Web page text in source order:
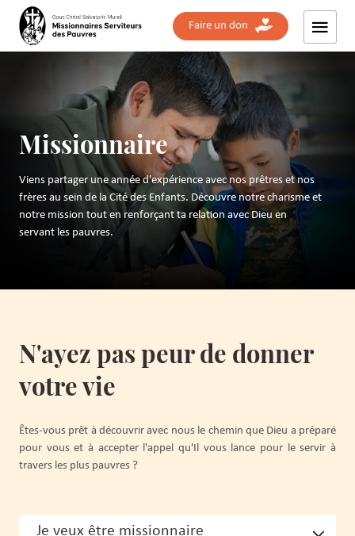
Faire un don
Missionnaire
Viens partager une année d'expérience avec nos prêtres et nos
frères au sein de la Cité des Enfants. Découvre notre charisme et
notre mission tout en renforçant ta relation avec Dieu en
servant les pauvres.
N'ayez pas peur de donner
votre vie
Êtes-vous prêt à découvrir avec nous le chemin que Dieu a préparé
pour vous et à accepter l'appel qu'Il vous lance pour le servir à
travers les plus pauvres ?